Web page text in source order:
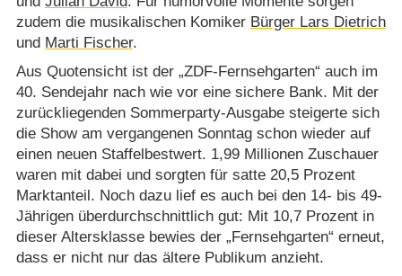
zudem die musikalischen Komiker Bürger Lars Dietrich
und Marti Fischer.
Aus Quotensicht ist der „ZDF-Fernsehgarten“ auch im
40. Sendejahr nach wie vor eine sichere Bank. Mit der
zurückliegenden Sommerparty-Ausgabe steigerte sich
die Show am vergangenen Sonntag schon wieder auf
einen neuen Staffelbestwert. 1,99 Millionen Zuschauer
waren mit dabei und sorgten für satte 20,5 Prozent
Marktanteil. Noch dazu lief es auch bei den 14- bis 49-
Jährigen überdurchschnittlich gut: Mit 10,7 Prozent in
dieser Altersklasse bewies der „Fernsehgarten“ erneut,
dass er nicht nur das ältere Publikum anzieht.